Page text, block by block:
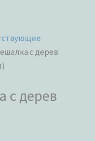
с дерев
с дерев